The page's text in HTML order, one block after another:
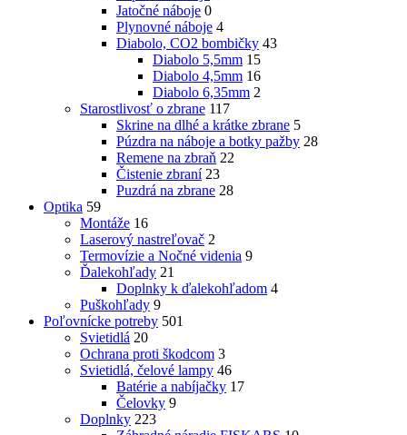
Jatočné náboje 0
Plynovné náboje 4
Diabolo, CO2 bombičky 43
Diabolo 5,5mm 15
Diabolo 4,5mm 16
Diabolo 6,35mm 2
Starostlivosť o zbrane 117
Skrine na dlhé a krátke zbrane 5
Púzdra na náboje a botky pažby 28
Remene na zbraň 22
Čistenie zbraní 23
Puzdrá na zbrane 28
Optika 59
Montáže 16
Laserový nastreľovač 2
Termovízie a Nočné videnia 9
Ďalekohľady 21
Doplnky k ďalekohľadom 4
Puškohľady 9
Poľovnícke potreby 501
Svietidlá 20
Ochrana proti škodcom 3
Svietidlá, čelové lampy 46
Batérie a nabíjačky 17
Čelovky 9
Doplnky 223